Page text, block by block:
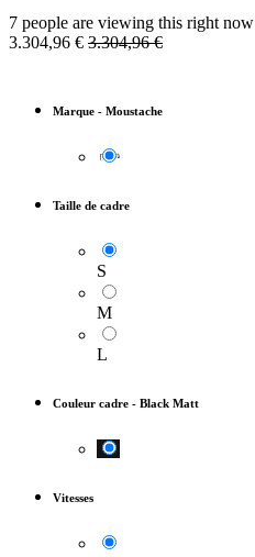
7 people are viewing this right now
3.304,96 € 3.304,96€
Marque - Moustache
Taille de cadre
S
M
L
Couleur cadre - Black Matt
Vitesses